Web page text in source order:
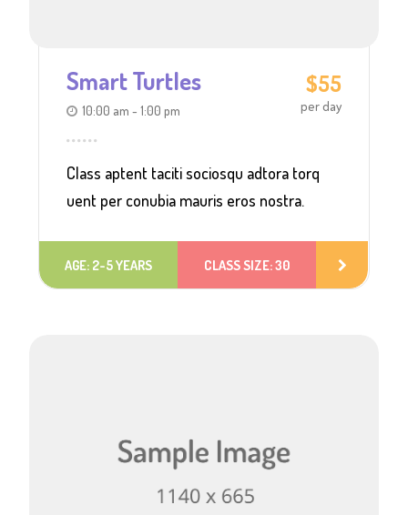
$55
per day
Smart Turtles
10:00 am - 1:00 pm
Class aptent taciti sociosqu adtora torq
uent per conubia mauris eros nostra.
AGE: 2-5 YEARS CLASS SIZE: 30